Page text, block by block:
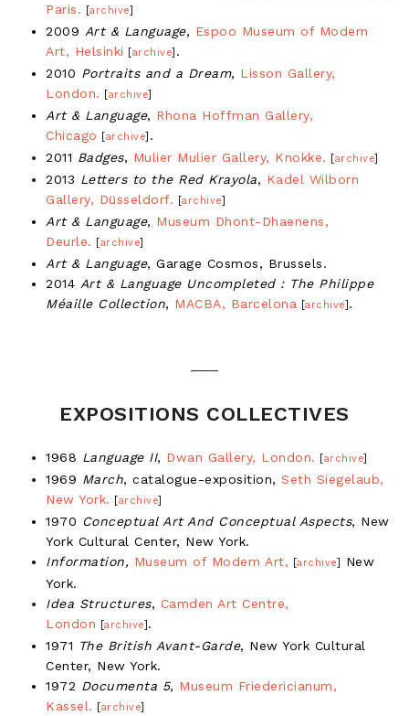
Paris. [archive]
2009 Art & Language, Espoo Museum of Modern
Art, Helsinki
[archive] .
2010 Portraits and a Dream, Lisson Gallery,
London.
[archive]
Art & Language, Rhona Hoffman Gallery,
Chicago
[archive] .
2011 Badges, Mulier Mulier Gallery, Knokke. [archive]
2013 Letters to the Red Krayola, Kadel Wilborn
Gallery, Düsseldorf. [archive]
Art & Language, Museum Dhont-Dhaenens,
Deurle.
[archive]
Art & Language, Garage Cosmos, Brussels.
2014 Art & Language Uncompleted : The Philippe
Méaille Collection, MACBA, Barcelona [archive] .
EXPOSITIONS COLLECTIVES
1968 Language II, Dwan Gallery, London. [archive]
1969 March, catalogue-exposition, Seth Siegelaub,
New York.
[archive]
1970 Conceptual Art And Conceptual Aspects, New
York Cultural Center, New York.
Information, Museum of Modern Art, [archive]
New
York.
Idea Structures, Camden Art Centre,
London [archive] .
1971 The British Avant-Garde, New York Cultural
Center, New York.
1972 Documenta 5, Museum Friedericianum,
Kassel.
[archive]